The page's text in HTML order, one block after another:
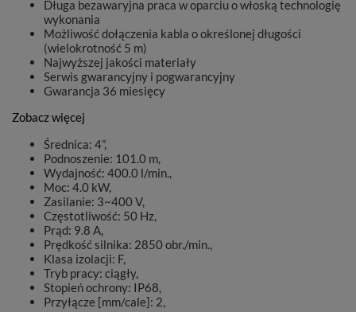
Długa bezawaryjna praca w oparciu o włoską technologię
wykonania
Możliwość dołączenia kabla o określonej długości
(wielokrotność 5 m)
Najwyższej jakości materiały
Serwis gwarancyjny i pogwarancyjny
Gwarancja 36 miesięcy
Zobacz więcej
Średnica: 4”,
Podnoszenie: 101.0 m,
Wydajność: 400.0 l/min.,
Moc: 4.0 kW,
Zasilanie: 3~400 V,
Częstotliwość: 50 Hz,
Prąd: 9.8 A,
Prędkość silnika: 2850 obr./min.,
Klasa izolacji: F,
Tryb pracy: ciągły,
Stopień ochrony: IP68,
Przyłącze [mm/cale]: 2,